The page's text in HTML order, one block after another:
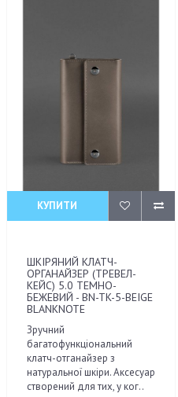
КУПИТИ
ШКІРЯНИЙ КЛАТЧ-
ОРГАНАЙЗЕР (ТРЕВЕЛ-
КЕЙС) 5.0 ТЕМНО-
БЕЖЕВИЙ - BN-TK-5-BEIGE
BLANKNOTE
Зручний
багатофункціональний
клатч-отганайзер з
натуральної шкіри. Аксесуар
створений для тих, у ког..